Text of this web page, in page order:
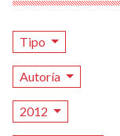
Tipo
Autoría
2012